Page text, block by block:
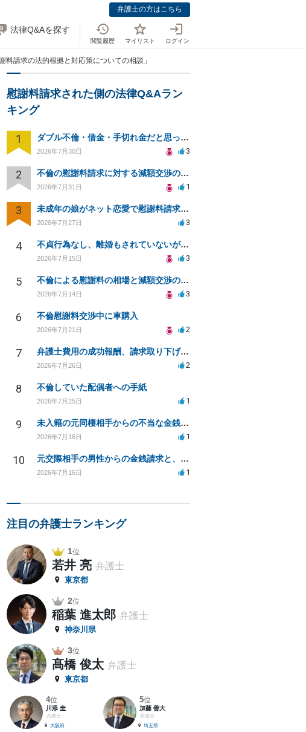
弁護士の方はこちら
法律Q&Aを探す
閲覧履歴 マイリスト ログイン
料請求の法的根拠と対応策についての相談」
慰謝料請求された側の法律Q&Aラン
キング
1 ダブル不倫・借金・手切れ金だと思っていたお金を1年後いまさら脅迫罪として通知書が来てまとめて請求
2026年7月30日 3
2 不倫の慰謝料請求に対する減額交渉の可能性と対策
2026年7月31日 1
3 未成年の娘がネット恋愛で慰謝料請求を受けた場合の対処法は？
2026年7月27日 3
4 不貞行為なし、離婚もされていないが奥様が作られた示談書にサインをしてしまいました。効力はありますか？
2026年7月15日 3
5 不倫による慰謝料の相場と減額交渉の可能性について
2026年7月14日 3
6 不倫慰謝料交渉中に車購入
2026年7月21日 2
7 弁護士費用の成功報酬、請求取り下げで減額可能か？
2026年7月26日 2
8 不倫していた配偶者への手紙
2026年7月25日 1
9 未入籍の元同棲相手からの不当な金銭請求と合意書面の強要について
2026年7月16日 1
10 元交際相手の男性からの金銭請求と、つきまとい行為について
2026年7月16日 1
注目の弁護士ランキング
1位
若井 亮 弁護士
東京都
2位
稲葉 進太郎 弁護士
神奈川県
3位
髙橋 俊太 弁護士
東京都
4位
川添 圭
弁護士
大阪府
5位
加藤 善大
弁護士
埼玉県